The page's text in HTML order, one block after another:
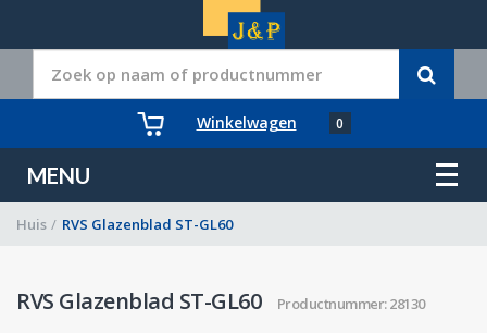
Winkelwagen 0
MENU
Huis / RVS Glazenblad ST-GL60
RVS Glazenblad ST-GL60 Productnummer: 28130